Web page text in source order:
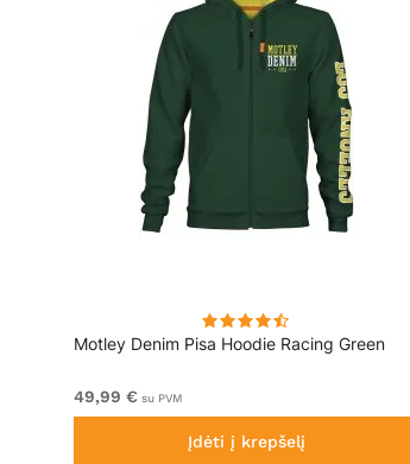
Motley Denim Pisa Hoodie Racing Green
49,99 € su PVM
Įdėti į krepšelį